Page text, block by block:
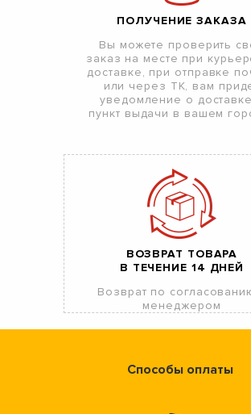
ПОЛУЧЕНИЕ ЗАКАЗА
Вы можете проверить
заказ на месте при
доставке, при отправке
или через ТК, вам
уведомление о
пункт выдачи в вашем
ВОЗВРАТ ТОВАРА
В ТЕЧЕНИЕ 14 ДНЕЙ
Возврат по
менеджером
Способы оплаты